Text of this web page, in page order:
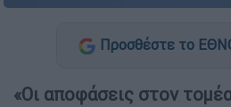
Προσθέστε το
«Οι αποφάσεις στον